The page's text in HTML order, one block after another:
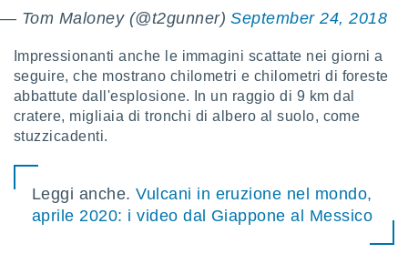
per la
dei
la
— Tom Maloney (@t2gunner)September 24, 2018
Impressionanti anche le immagini scattate nei giorni a
seguire, che mostrano chilometri e chilometri di foreste
abbattute dall'esplosione. In un raggio di 9 km dal
cratere, migliaia di tronchi di albero al suolo, come
stuzzicadenti.
Leggi anche.Vulcani in eruzione nel mondo,
aprile 2020: i video dal Giappone al Messico